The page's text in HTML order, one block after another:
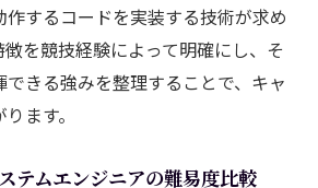
するコードを実装する技術が求め
を競技経験によって明確にし、そ
きる強みを整理することで、キャ
ます。
テムエンジニアの難易度比較